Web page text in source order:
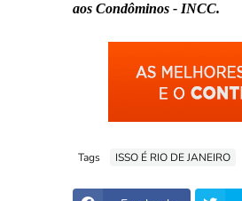
aos Condôminos - INCC.
Tags ISSO É RIO DE JANEIRO